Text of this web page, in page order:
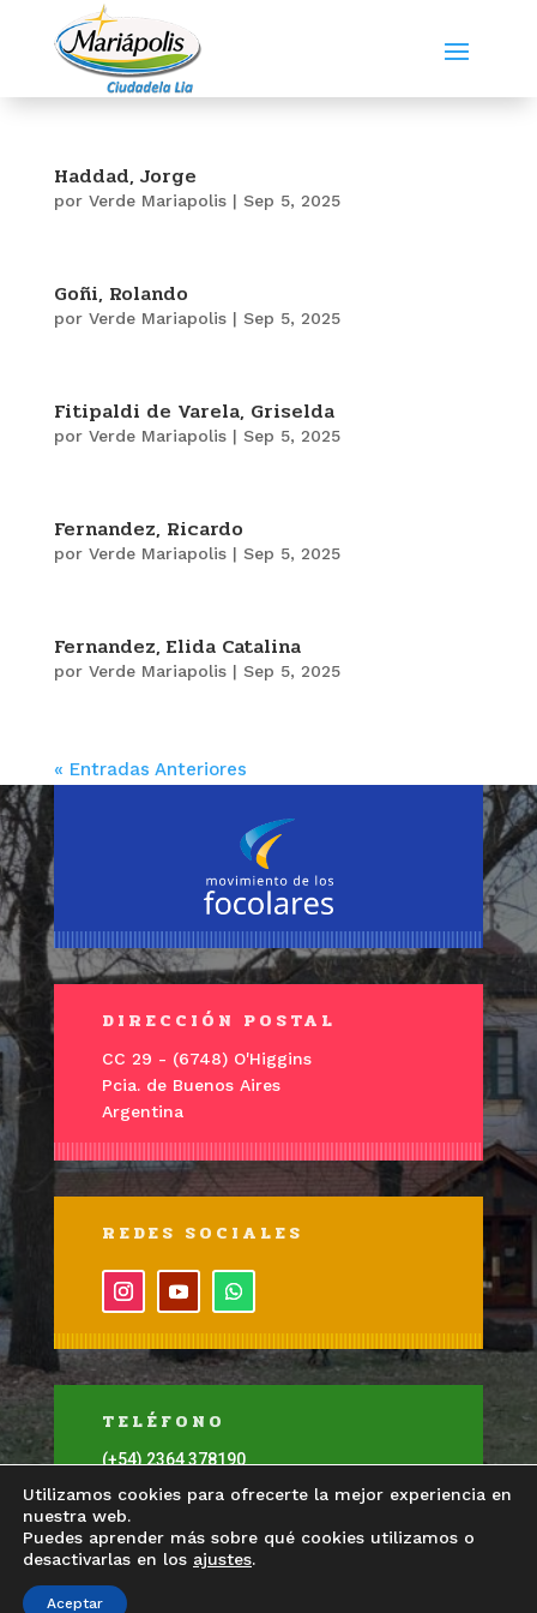
Haddad, Jorge
por Verde Mariapolis| Sep 5, 2025
Goñi, Rolando
por Verde Mariapolis| Sep 5, 2025
Fitipaldi de Varela, Griselda
por Verde Mariapolis| Sep 5, 2025
Fernandez, Ricardo
por Verde Mariapolis| Sep 5, 2025
Fernandez, Elida Catalina
por Verde Mariapolis| Sep 5, 2025
« Entradas Anteriores
DIRECCIÓN POSTAL
CC 29 - (6748) O'Higgins
Pcia. de Buenos Aires
Argentina
REDES SOCIALES
TELÉFONO
(+54) 2364 378190
Utilizamos cookies para ofrecerte la mejor experiencia en
nuestra web.
Puedes aprender más sobre qué cookies utilizamos o
desactivarlas en los ajustes.
Aceptar